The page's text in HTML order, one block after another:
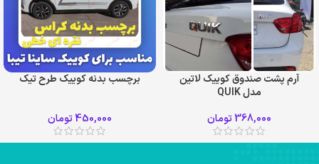
آرم پشت صندوق کوییک لاتین
مدل QUIK
368,000تومان
برچسب بدنه کوییک طرح تیک
450,000تومان